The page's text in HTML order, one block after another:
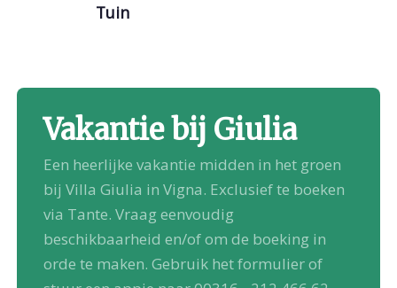
Tuin
Vakantie bij Giulia
Een heerlijke vakantie midden in het groen
bij Villa Giulia in Vigna. Exclusief te boeken
via Tante. Vraag eenvoudig
beschikbaarheid en/of om de boeking in
orde te maken. Gebruik het formulier of